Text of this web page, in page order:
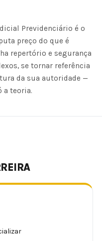
Previdenciário é o
preço do que é
repertório e segurança
se tornar referência
da sua autoridade —
a teoria.